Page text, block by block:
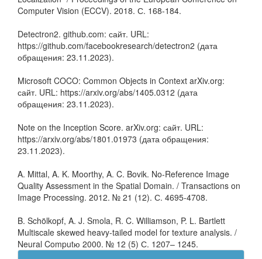
Computer Vision (ECCV). 2018. С. 168-184.
Detectron2. github.com: сайт. URL:
https://github.com/facebookresearch/detectron2 (дата
обращения: 23.11.2023).
Microsoft COCO: Common Objects in Context arXiv.org:
сайт. URL: https://arxiv.org/abs/1405.0312 (дата
обращения: 23.11.2023).
Note on the Inception Score. arXiv.org: сайт. URL:
https://arxiv.org/abs/1801.01973 (дата обращения:
23.11.2023).
A. Mittal, A. K. Moorthy, A. C. Bovik. No-Reference Image
Quality Assessment in the Spatial Domain. / Transactions on
Image Processing. 2012. № 21 (12). С. 4695-4708.
B. Schölkopf, A. J. Smola, R. C. Williamson, P. L. Bartlett
Multiscale skewed heavy-tailed model for texture analysis. /
Neural Computю 2000. № 12 (5) С. 1207– 1245.